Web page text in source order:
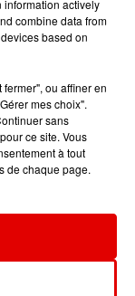
23h53
23h53
information actively
combine data from
based on
ou affiner en
mes choix".
sans
ce site. Vous
à tout
de chaque page.